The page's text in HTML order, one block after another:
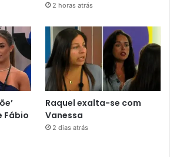
2 horas atrás
Fábio
Raquel exalta-se com
Vanessa
2 dias atrás